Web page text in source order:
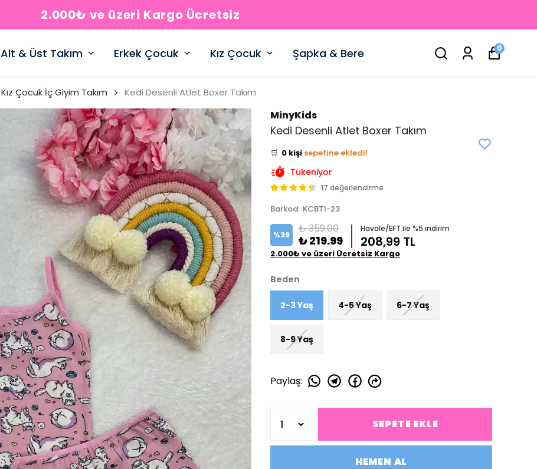
2.000₺ ve üzeri Kargo Ücretsiz
Alt & Üst Takım Erkek Çocuk Kız Çocuk Şapka & Bere 0
Kız Çocuk İç Giyim Takım Kedi Desenli Atlet Boxer Takım
MinyKids
Kedi Desenli Atlet Boxer Takım
👀 Şu an
inceliyor!
🛒 0 kişi sepetine ekledi!
✅ Bugün 0 adet
Tükeniyor
17 değerlendirme
Barkod: KCBT1-23
%39 ₺ 359.00
₺ 219.99
Havale/EFT ile %5 indirim
208,99 TL
2.000₺ ve üzeri Ücretsiz Kargo
Beden
2-3 Yaş 4-5 Yaş 6-7 Yaş
8-9 Yaş
Paylaş:
SEPETE EKLE
HEMEN AL